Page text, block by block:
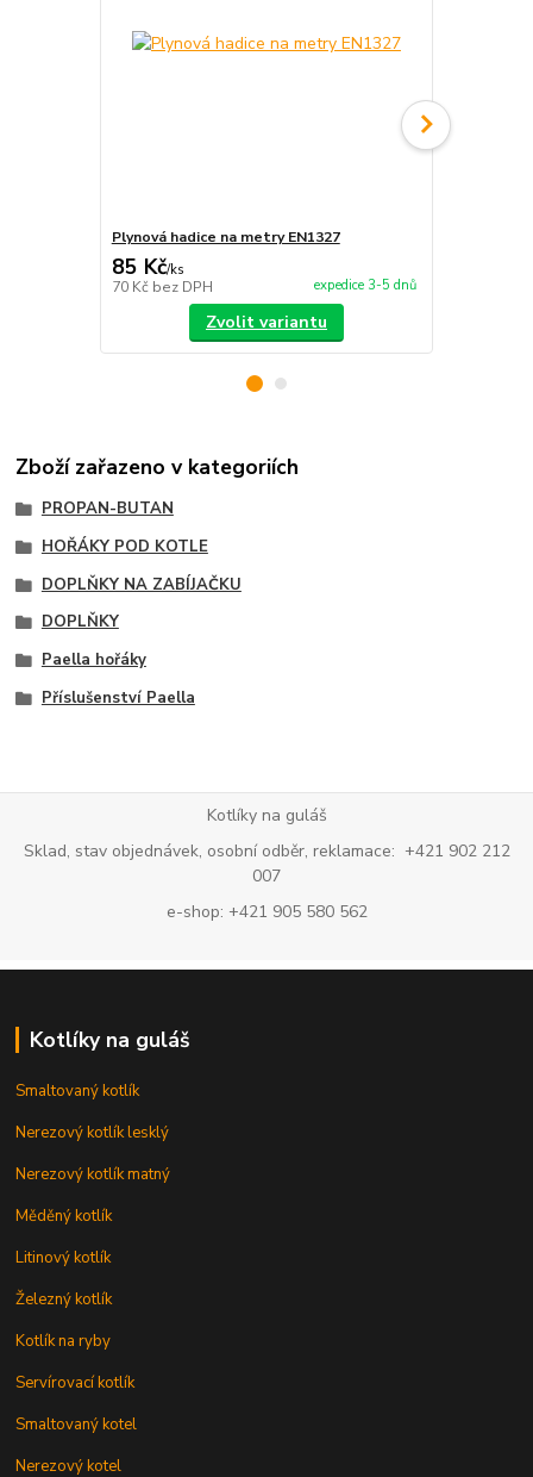
Plynová hadice na metry EN1327
85 Kč/ks
70 Kč bez DPH expedice 3-5 dnů
Zvolit variantu
Zboží zařazeno v kategoriích
PROPAN-BUTAN
HOŘÁKY POD KOTLE
DOPLŇKY NA ZABÍJAČKU
DOPLŇKY
Paella hořáky
Příslušenství Paella
Kotlíky na guláš
Sklad, stav objednávek, osobní odběr, reklamace: +421 902 212
007
e-shop: +421 905 580 562
Kotlíky na guláš
Smaltovaný kotlík
Nerezový kotlík lesklý
Nerezový kotlík matný
Měděný kotlík
Litinový kotlík
Železný kotlík
Kotlík na ryby
Servírovací kotlík
Smaltovaný kotel
Nerezový kotel